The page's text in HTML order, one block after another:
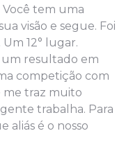
tem uma
visão e segue. Foi
12° lugar.
um resultado em
competição com
me traz muito
trabalha. Para
aliás é o nosso